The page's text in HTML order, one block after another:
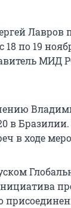
Лавров
по 19
МИД
в
в ходе